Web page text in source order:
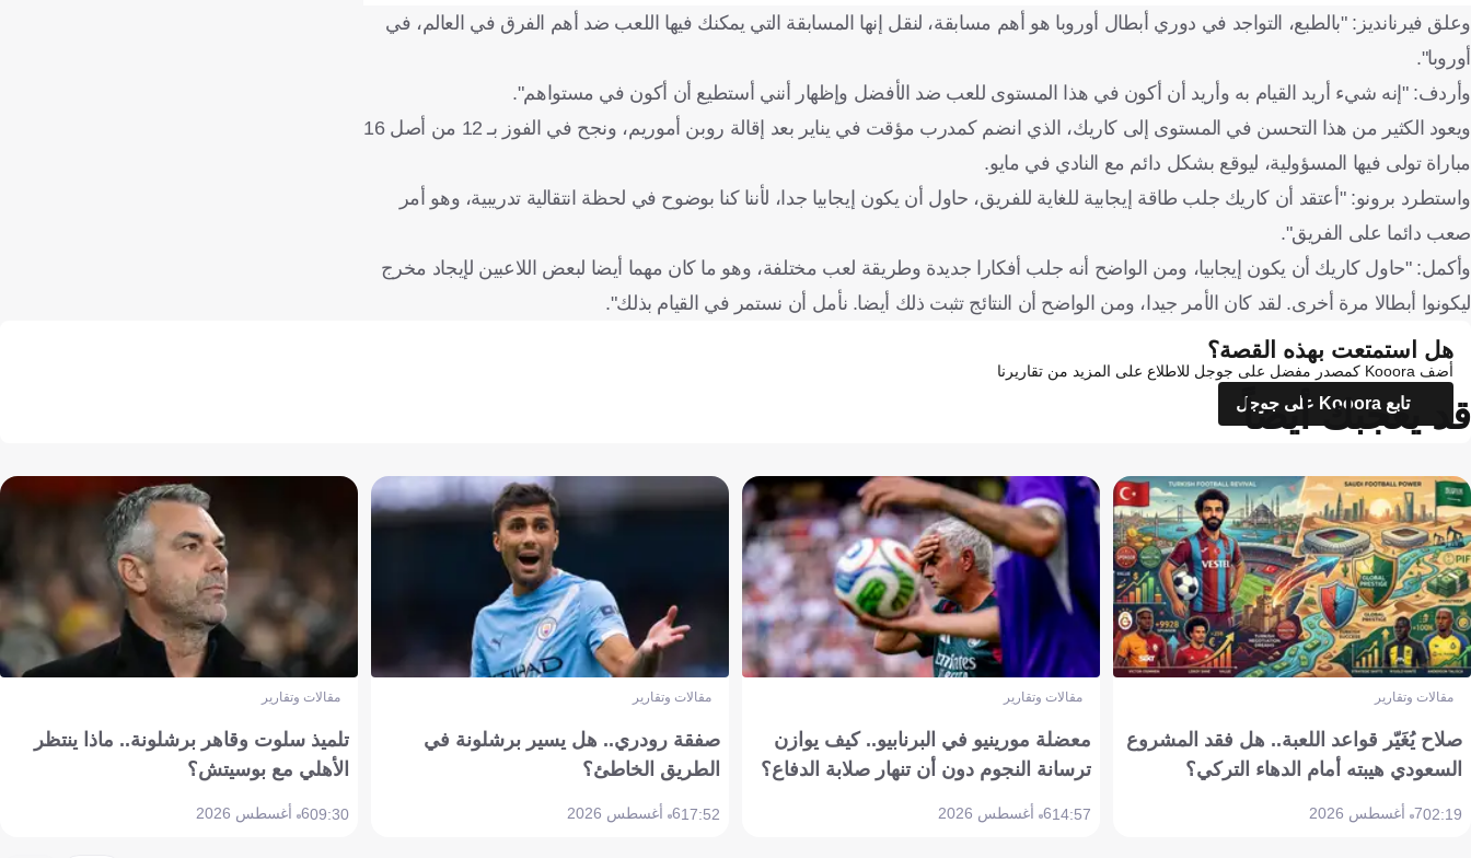
وعلق فيرنانديز: "بالطبع، التواجد في دوري أبطال أوروبا هو أهم مسابقة، لنقل إنها المسابقة التي يمكنك فيها اللعب ضد أهم الفرق في العالم، في
أوروبا".
وأردف: "إنه شيء أريد القيام به وأريد أن أكون في هذا المستوى للعب ضد الأفضل وإظهار أنني أستطيع أن أكون في مستواهم".
ويعود الكثير من هذا التحسن في المستوى إلى كاريك، الذي انضم كمدرب مؤقت في يناير بعد إقالة روبن أموريم، ونجح في الفوز بـ 12 من أصل 16
مباراة تولى فيها المسؤولية، ليوقع بشكل دائم مع النادي في مايو.
واستطرد برونو: "أعتقد أن كاريك جلب طاقة إيجابية للغاية للفريق، حاول أن يكون إيجابيا جدا، لأننا كنا بوضوح في لحظة انتقالية تدريبية، وهو أمر
صعب دائما على الفريق".
وأكمل: "حاول كاريك أن يكون إيجابيا، ومن الواضح أنه جلب أفكارا جديدة وطريقة لعب مختلفة، وهو ما كان مهما أيضا لبعض اللاعبين لإيجاد مخرج
ليكونوا أبطالا مرة أخرى. لقد كان الأمر جيدا، ومن الواضح أن النتائج تثبت ذلك أيضا. نأمل أن نستمر في القيام بذلك".
هل استمتعت بهذه القصة؟
أضف Kooora كمصدر مفضل على جوجل للاطلاع على المزيد من تقاريرنا
تابع Kooora على جوجل
قد يعجبك أيضاً
مقالات وتقارير
صلاح يُغَيّر قواعد اللعبة.. هل فقد المشروع
السعودي هيبته أمام الدهاء التركي؟
02:197 أغسطس 2026
مقالات وتقارير
معضلة مورينيو في البرنابيو.. كيف يوازن
ترسانة النجوم دون أن تنهار صلابة الدفاع؟
14:576 أغسطس 2026
مقالات وتقارير
صفقة رودري.. هل يسير برشلونة في
الطريق الخاطئ؟
17:526 أغسطس 2026
مقالات وتقارير
تلميذ سلوت وقاهر برشلونة.. ماذا ينتظر
الأهلي مع بوسيتش؟
09:306 أغسطس 2026